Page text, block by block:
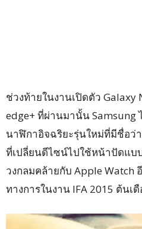
ช่วงท้ายในงานเปิดตัว Galaxy
edge+ ที่ผ่านมานั้น Samsung
นาฬิกาอิจฉริยะรุ่นใหม่ที่มีชื่อว่
ที่เปลี่ยนดีไซน์ไปใช้หน้าปัดแบ
วงกลมคล้ายกับ Apple Watch
ทางการในงาน IFA 2015 ต้น